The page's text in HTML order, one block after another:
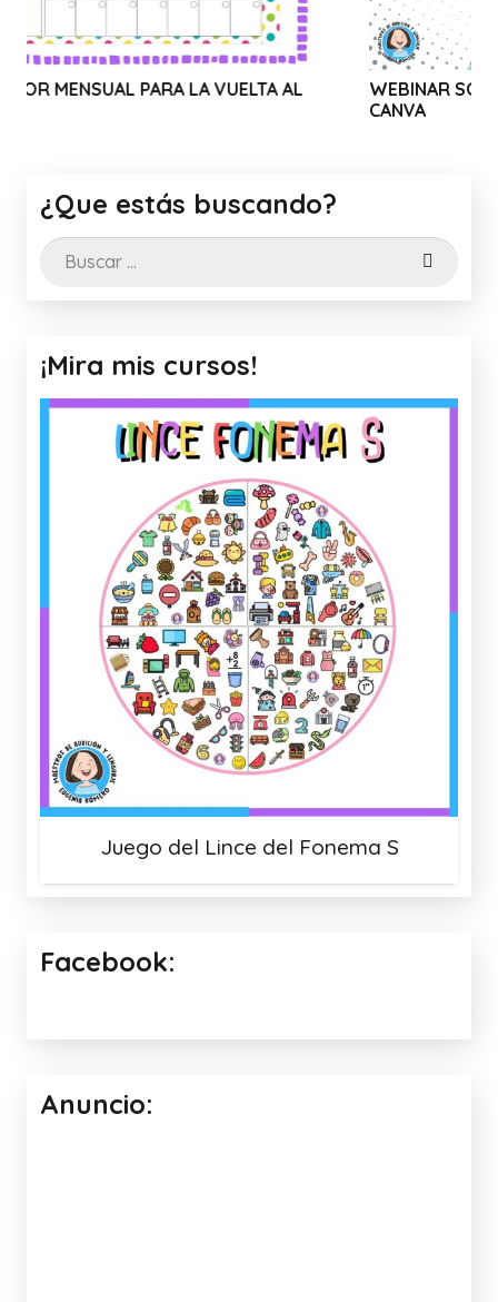
LA VUELTA AL
WEBINAR SOLIDARIO: USO Y
¿Que estás buscando?
Buscar:
¡Mira mis cursos!
Juego del Lince del Fonema S
Facebook:
Anuncio: